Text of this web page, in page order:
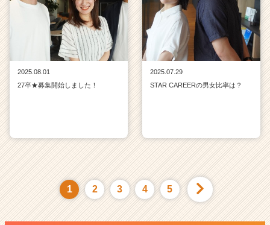
2025.08.01
27卒★募集開始しました！
2025.07.29
STAR CAREERの男女比率は？
1 2 3 4 5